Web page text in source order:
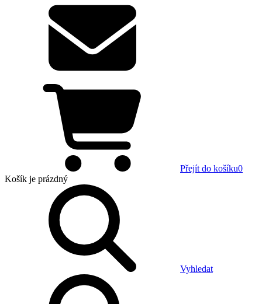
Přejít do košíku0
Košík je prázdný
Vyhledat